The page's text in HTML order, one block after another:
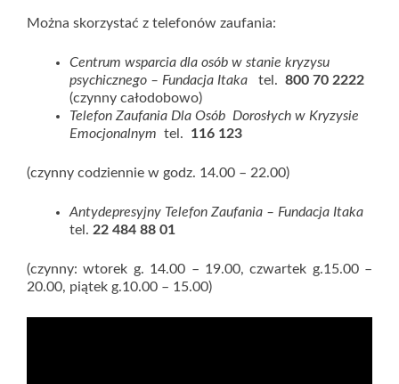
Można skorzystać z telefonów zaufania:
Centrum wsparcia dla osób w stanie kryzysu
psychicznego – Fundacja Itaka tel. 800 70 2222
(czynny całodobowo)
Telefon Zaufania Dla Osób Dorosłych w Kryzysie
Emocjonalnym tel. 116 123
(czynny codziennie w godz. 14.00 – 22.00)
Antydepresyjny Telefon Zaufania – Fundacja Itaka
tel. 22 484 88 01
(czynny: wtorek g. 14.00 – 19.00, czwartek g.15.00 –
20.00, piątek g.10.00 – 15.00)